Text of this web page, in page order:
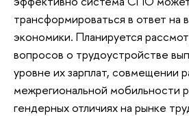
трансформироваться в ответ на
экономики. Планируется
вопросов о трудоустройстве
уровне их зарплат, совмещении
межрегиональной мобильности
гендерных отличиях на рынке